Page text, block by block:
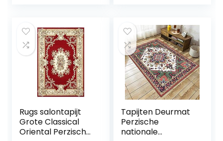
Rugs salontapijt
Grote Classical
Oriental Perzische
Tapijten Deurmat
Perzische
nationale